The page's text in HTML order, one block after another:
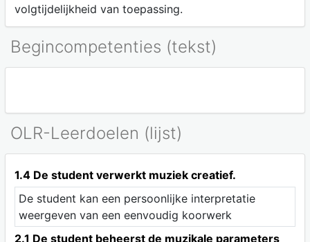
volgtijdelijkheid van toepassing.
Begincompetenties (tekst)
OLR-Leerdoelen (lijst)
1.4 De student verwerkt muziek creatief.
De student kan een persoonlijke interpretatie
weergeven van een eenvoudig koorwerk
2.1 De student beheerst de muzikale parameters